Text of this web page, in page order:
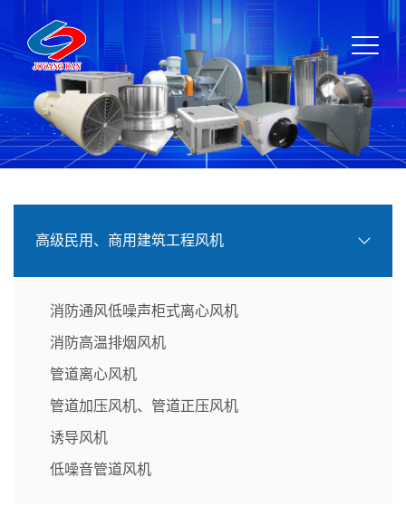
高级民用、商用建筑工程风机
消防通风低噪声柜式离心风机
消防高温排烟风机
管道离心风机
管道加压风机、管道正压风机
诱导风机
低噪音管道风机